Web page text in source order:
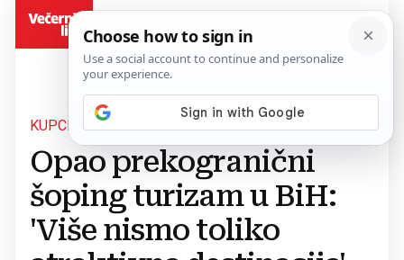
KUPCI IZ REGIJE
Opao prekogranični
šoping turizam u BiH:
'Više nismo toliko